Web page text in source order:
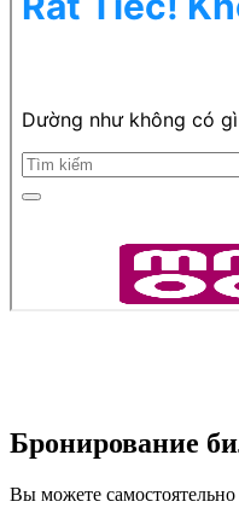
Бронирование
Вы можете